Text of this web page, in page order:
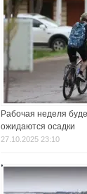
Рабочая неделя
ожидаются осадки
27.10.2025 23:10